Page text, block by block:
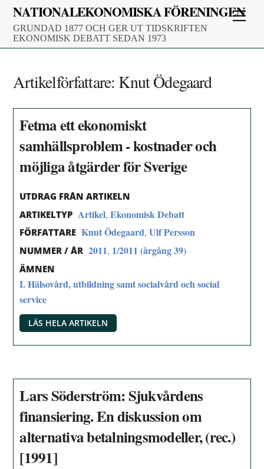
Skip
content
NATIONALEKONOMISKA FÖRENINGEN
GRUNDAD 1877 OCH GER UT TIDSKRIFTEN
EKONOMISK DEBATT SEDAN 1973
Artikelförfattare: Knut Ödegaard
Fetma ett ekonomiskt
samhällsproblem - kostnader och
möjliga åtgärder för Sverige
UTDRAG FRÅN ARTIKELN
ARTIKELTYP Artikel,Ekonomisk Debatt
FÖRFATTARE Knut Ödegaard,Ulf Persson
NUMMER / ÅR 2011, 1/2011 (årgång 39)
ÄMNEN
I. Hälsovård, utbildning samt socialvård och social
service
LÄS HELA ARTIKELN
Lars Söderström: Sjukvårdens
finansiering. En diskussion om
alternativa betalningsmodeller, (rec.)
[1991]